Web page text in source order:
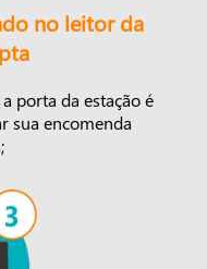
no leitor da
porta da estação é
sua encomenda